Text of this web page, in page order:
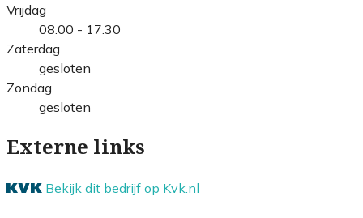
Vrijdag
08.00 - 17.30
Zaterdag
gesloten
Zondag
gesloten
Externe links
Bekijk dit bedrijf op Kvk.nl